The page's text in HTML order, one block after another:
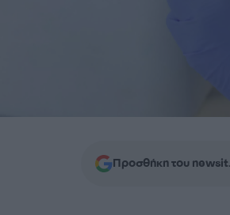
Προσθήκη του